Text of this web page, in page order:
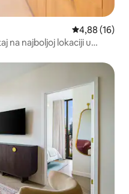
prosječna
4,88 (16)
na najboljoj lokaciji u